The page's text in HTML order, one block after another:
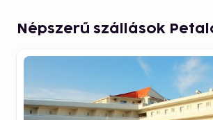
Népszerű szállások